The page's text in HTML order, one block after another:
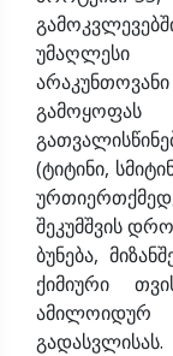
უმაღლესი
გამოყოფას
(ტიტინი,
შეკუმშვის
ბუნება,
ქიმიური